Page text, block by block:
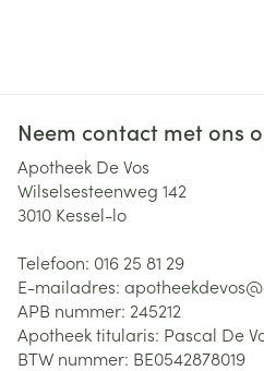
Neem contact met ons
Apotheek De Vos
Wilselsesteenweg 142
3010 Kessel-lo
Telefoon: 016 25 81 29
E-mailadres: apotheekdevos@
APB nummer: 245212
Apotheek titularis: Pascal De
BTW nummer: BE0542878019